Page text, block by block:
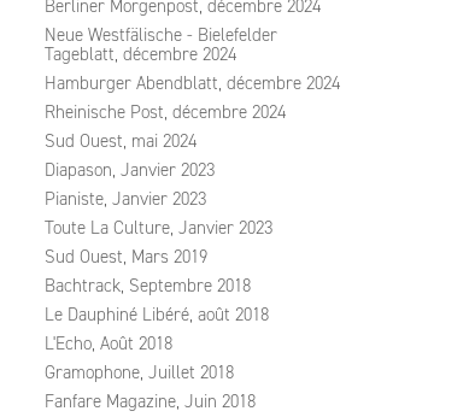
Berliner Morgenpost, décembre 2024
Neue Westfälische - Bielefelder
Tageblatt, décembre 2024
Hamburger Abendblatt, décembre 2024
Rheinische Post, décembre 2024
Sud Ouest, mai 2024
Diapason, Janvier 2023
Pianiste, Janvier 2023
Toute La Culture, Janvier 2023
Sud Ouest, Mars 2019
Bachtrack, Septembre 2018
Le Dauphiné Libéré, août 2018
L'Echo, Août 2018
Gramophone, Juillet 2018
Fanfare Magazine, Juin 2018